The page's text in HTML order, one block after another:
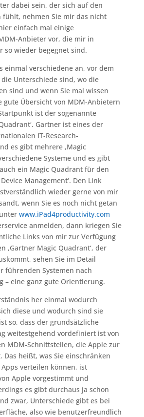
dabei sein, der sich auf den
fühlt, nehmen Sie mir das nicht
einfach mal einige
Anbieter vor, die mir in
so wieder begegnet sind.
einmal verschiedene an, vor dem
Unterschiede sind, wo die
sind und wenn Sie mal wissen
gute Übersicht von MDM-Anbietern
ist der sogenannte
Gartner ist eines der
IT-Research-
es gibt mehrere ‚Magic
Systeme und es gibt
ein Magic Quadrant für den
Management‘. Den Link
wieder gerne von mir
wenn Sie es noch nicht getan
www.iPad4productivity.com
anmelden, dann kriegen Sie
Links von mir zur Verfügung
‚Gartner Magic Quadrant‘, der
sehen Sie im Detail
führenden Systemen nach
– eine ganz gute Orientierung.
her einmal wodurch
diese und wodurch sind sie
so, dass der grundsätzliche
weitestgehend vordefiniert ist von
MDM-Schnittstellen, die Apple zur
Das heißt, was Sie einschränken
verteilen können, ist
Apple vorgestimmt und
es gibt durchaus ja schon
zwar, Unterschiede gibt es bei
also wie benutzerfreundlich